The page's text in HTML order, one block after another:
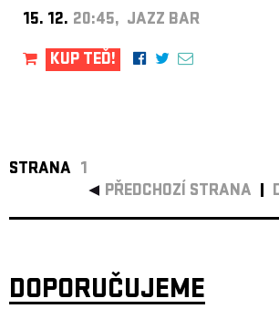
15. 12. 20:45, JAZZ BAR
KUP TEĎ!
STRANA 1
PŘEDCHOZÍ STRANA
DOPORUČUJEME